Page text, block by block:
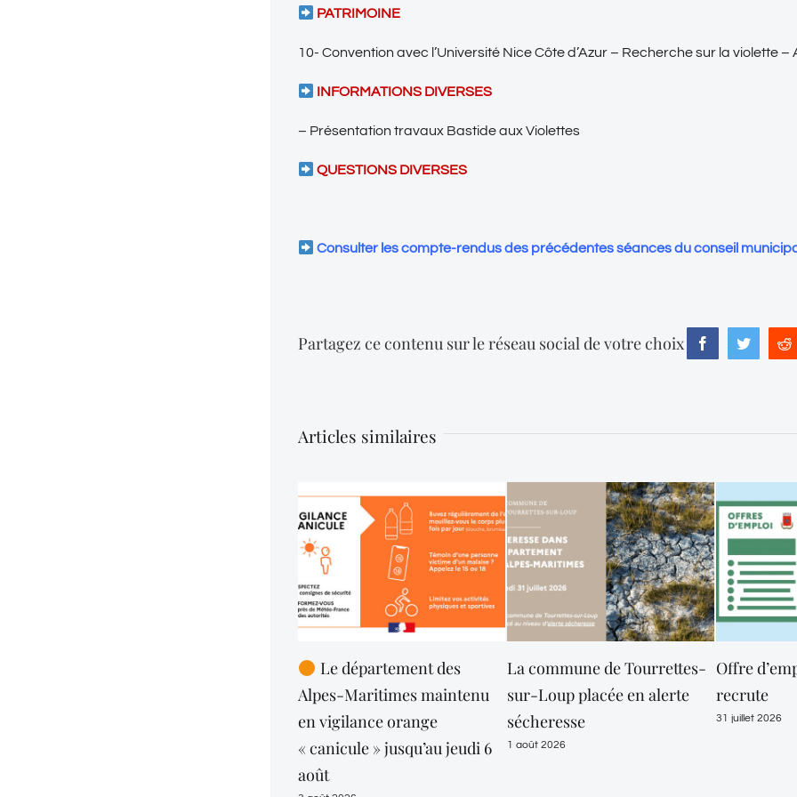
PATRIMOINE
10- Convention avec l’Université Nice Côte d’Azur – Recherche sur la violette
INFORMATIONS DIVERSES
– Présentation travaux Bastide aux Violettes
QUESTIONS DIVERSES
Consulter les compte-rendus des précédentes séances du conseil
Partagez ce contenu sur le réseau social de votre choix FacebookTwitter
Articles similaires
Le département des
Alpes-Maritimes maintenu
en vigilance orange
« canicule » jusqu’au jeudi 6
La commune de Tourrettes-
sur-Loup placée en alerte
sécheresse
1 août 2026
Offre d’emploi : la
recrute
31 juillet 2026